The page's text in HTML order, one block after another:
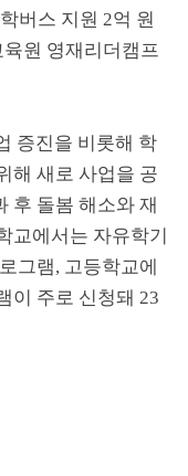
버스 지원 2억 원
원 영재리더캠프
증진을 비롯해 학
해 새로 사업을 공
후 돌봄 해소와 재
교에서는 자유학기
그램, 고등학교에
이 주로 신청돼 23